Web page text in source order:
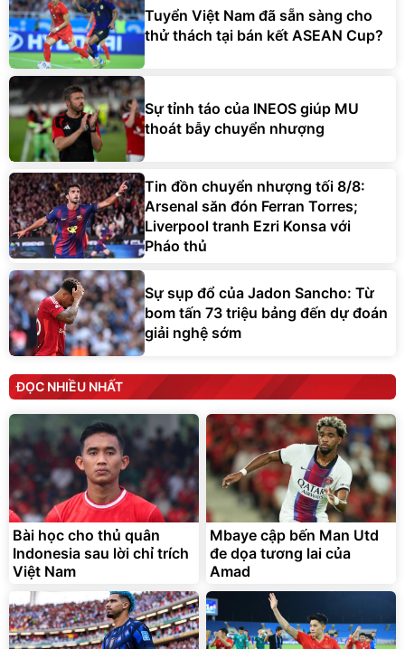
Tuyển Việt Nam đã sẵn sàng cho
thử thách tại bán kết ASEAN Cup?
Sự tỉnh táo của INEOS giúp MU
thoát bẫy chuyển nhượng
Tin đồn chuyển nhượng tối 8/8:
Arsenal săn đón Ferran Torres;
Liverpool tranh Ezri Konsa với
Pháo thủ
Sự sụp đổ của Jadon Sancho: Từ
bom tấn 73 triệu bảng đến dự đoán
giải nghệ sớm
ĐỌC NHIỀU NHẤT
Bài học cho thủ quân
Indonesia sau lời chỉ trích
Việt Nam
Mbaye cập bến Man Utd
đe dọa tương lai của
Amad